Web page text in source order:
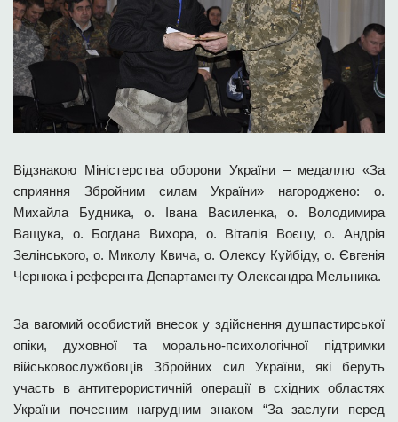
Відзнакою Міністерства оборони України – медаллю «За
сприяння Збройним силам України» нагороджено: о.
Михайла Будника, о. Івана Василенка, о. Володимира
Ващука, о. Богдана Вихора, о. Віталія Воєцу, о. Андрія
Зелінського, о. Миколу Квича, о. Олексу Куйбіду, о. Євгенія
Чернюка і референта Департаменту Олександра Мельника.
За вагомий особистий внесок у здійснення душпастирської
опіки, духовної та морально-психологічної підтримки
військовослужбовців Збройних сил України, які беруть
участь в антитерористичній операції в східних областях
України почесним нагрудним знаком “За заслуги перед